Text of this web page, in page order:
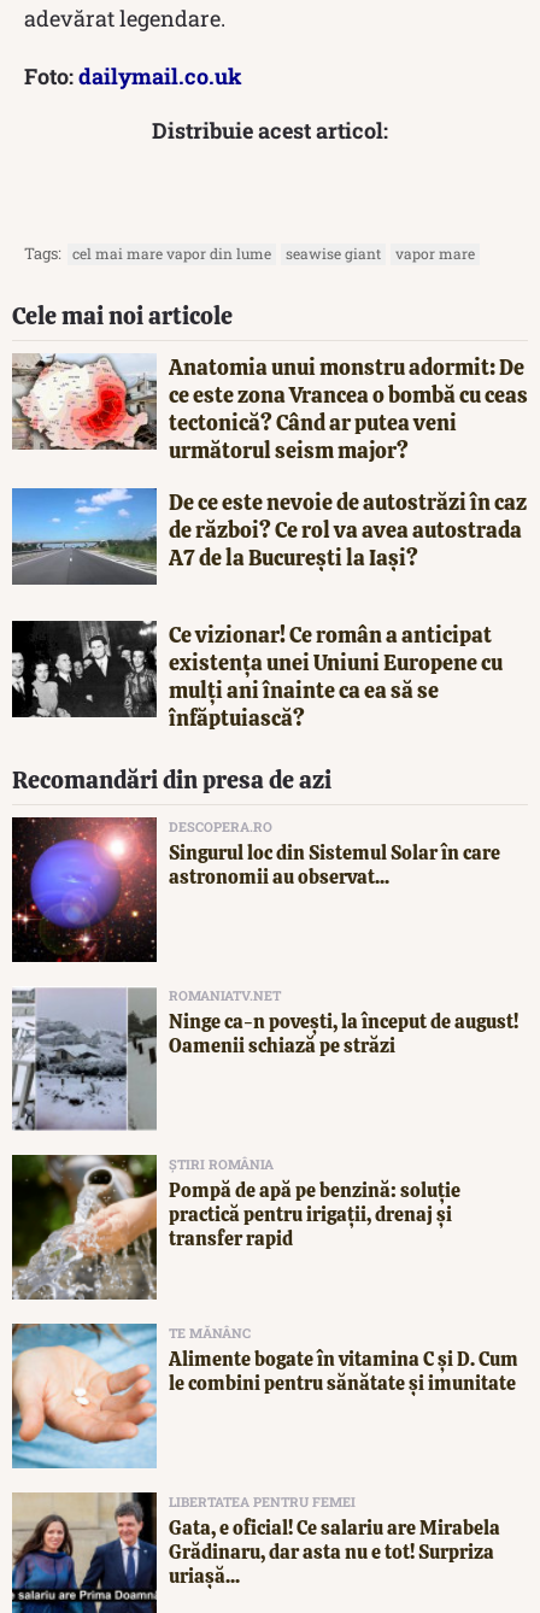
adevărat legendare.
Foto:dailymail.co.uk
Distribuie acest articol:
Tags: cel mai mare vapor din lume seawise giant vapor mare
Cele mai noi articole
Anatomia unui monstru adormit: De
ce este zona Vrancea o bombă cu ceas
tectonică? Când ar putea veni
următorul seism major?
De ce este nevoie de autostrăzi în caz
de război? Ce rol va avea autostrada
A7 de la București la Iași?
Ce vizionar! Ce român a anticipat
existența unei Uniuni Europene cu
mulți ani înainte ca ea să se
înfăptuiască?
Recomandări din presa de azi
DESCOPERA.RO
Singurul loc din Sistemul Solar în care
astronomii au observat...
ROMANIATV.NET
Ninge ca-n povești, la început de august!
Oamenii schiază pe străzi
ȘTIRI ROMÂNIA
Pompă de apă pe benzină: soluție
practică pentru irigații, drenaj și
transfer rapid
TE MĂNÂNC
Alimente bogate în vitamina C și D. Cum
le combini pentru sănătate și imunitate
LIBERTATEA PENTRU FEMEI
Gata, e oficial! Ce salariu are Mirabela
Grădinaru, dar asta nu e tot! Surpriza
uriașă...